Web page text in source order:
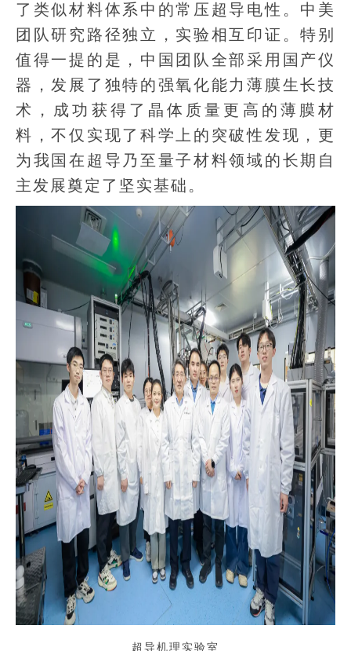
了类似材料体系中的常压超导电性。中美
团队研究路径独立，实验相互印证。特别
值得一提的是，中国团队全部采用国产仪
器，发展了独特的强氧化能力薄膜生长技
术，成功获得了晶体质量更高的薄膜材
料，不仅实现了科学上的突破性发现，更
为我国在超导乃至量子材料领域的长期自
主发展奠定了坚实基础。
超导机理实验室